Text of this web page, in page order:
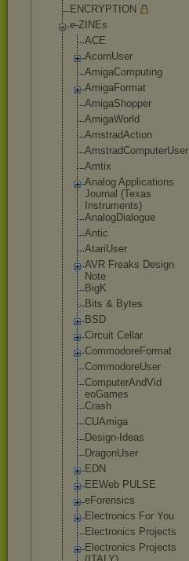
ENCRYPTION
e-ZINEs
ACE
AcornUser
AmigaComputing
AmigaFormat
AmigaShopper
AmigaWorld
AmstradAction
AmstradComputerUser
Amtix
Analog Applications
Journal (Texas
Instruments)
AnalogDialogue
Antic
AtariUser
AVR Freaks Design
Note
BigK
Bits & Bytes
BSD
Circuit Cellar
CommodoreFormat
CommodoreUser
ComputerAndVid
eoGames
Crash
CUAmiga
Design-Ideas
DragonUser
EDN
EEWeb PULSE
eForensics
Electronics For You
Electronics Projects
Electronics Projects